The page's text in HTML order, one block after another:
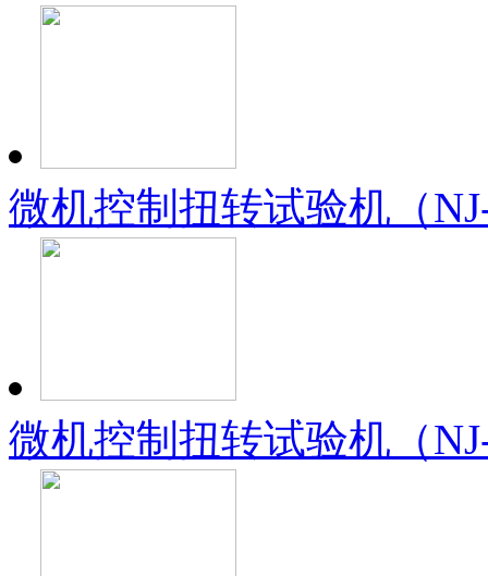
微机控制扭转试验机（
微机控制扭转试验机（